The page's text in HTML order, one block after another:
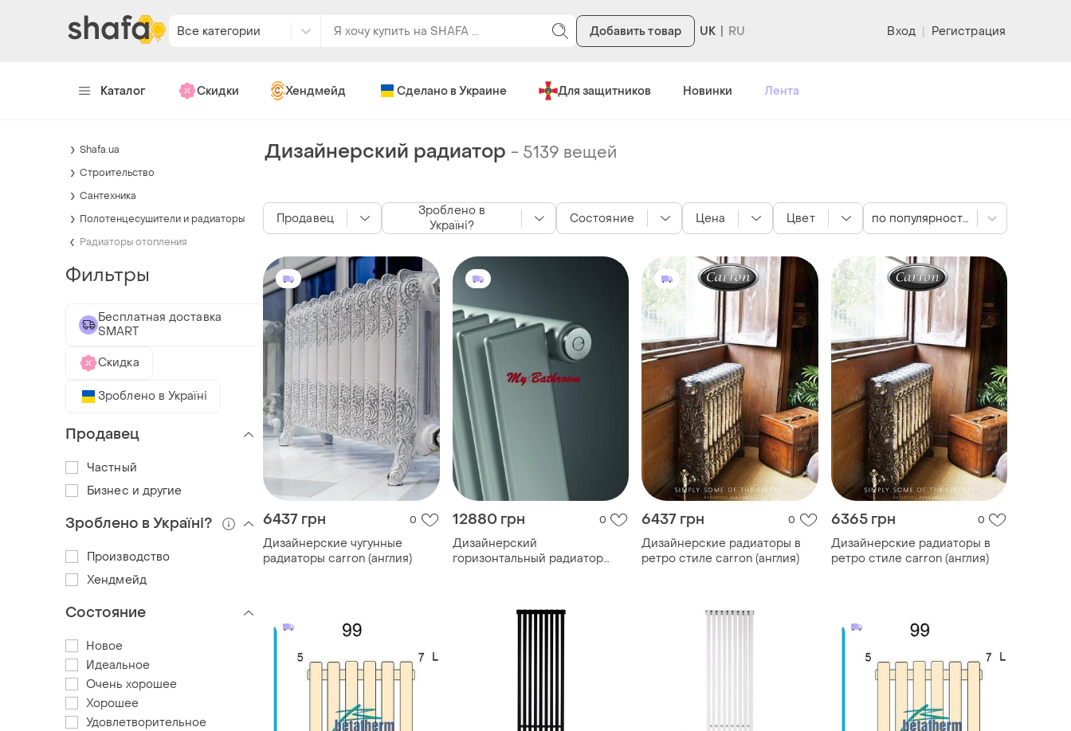
Все категории Добавить товар UK Вход | Регистрация
Каталог Скидки Хендмейд Сделано в Украине Для защитников Новинки Лента
Дизайнерский радиатор - 5139 вещей
6437 грн 0
Дизайнерские чугунные
радиаторы carron (англия)
12880 грн 0
Дизайнерский
горизонтальный радиатор
6437 грн 0
Дизайнерские радиаторы в
ретро стиле carron (англия)
6365 грн 0
Дизайнерские радиаторы в
ретро стиле carron (англия)
Продавец
Зроблено в
Україні?
Состояние Цена Цвет по популярности
Shafa.ua
Строительство
Сантехника
Полотенцесушители и радиаторы
Радиаторы отопления
Фильтры
Бесплатная доставка
SMART
Скидка
Зроблено в Україні
Продавец
Частный
Бизнес и другие
Зроблено в Україні?
Производство
Хендмейд
Состояние
Новое
Идеальное
Очень хорошее
Хорошее
Удовлетворительное